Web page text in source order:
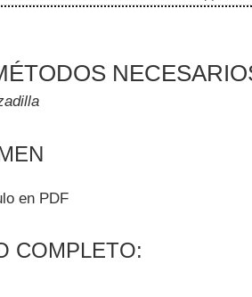
en PDF
COMPLETO: